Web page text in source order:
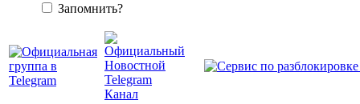
Запомнить?